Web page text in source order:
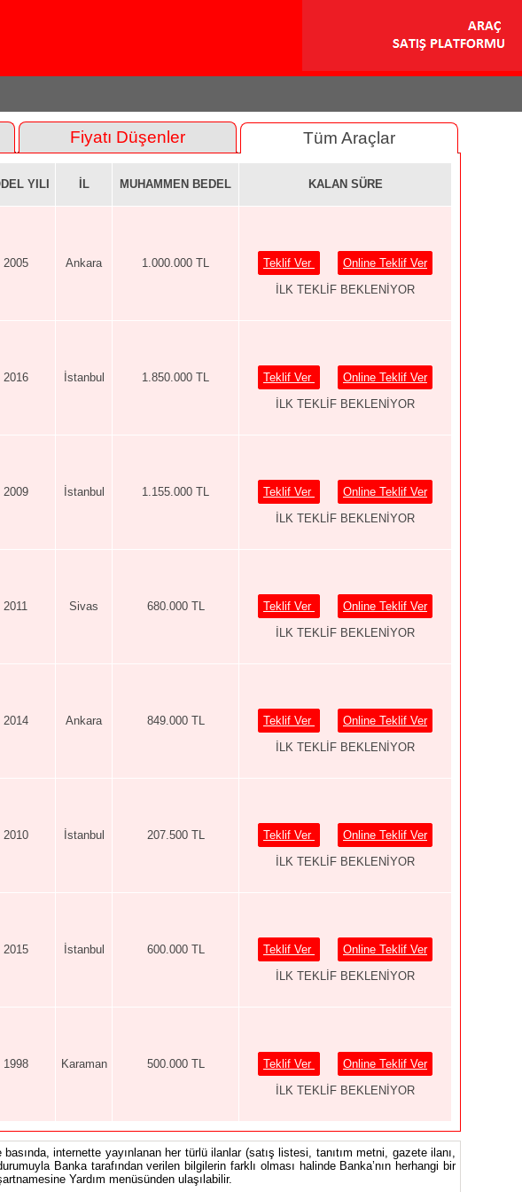
Fiyatı Düşenler Tüm Araçlar
YILI İL MUHAMMEN BEDEL KALAN SÜRE
2005 Ankara 1.000.000 TL Teklif Ver
Online Teklif Ver
İLK TEKLİF BEKLENİYOR
2016 İstanbul 1.850.000 TL Teklif Ver
Online Teklif Ver
İLK TEKLİF BEKLENİYOR
2009 İstanbul 1.155.000 TL Teklif Ver
Online Teklif Ver
İLK TEKLİF BEKLENİYOR
2011 Sivas 680.000 TL Teklif Ver
Online Teklif Ver
İLK TEKLİF BEKLENİYOR
2014 Ankara 849.000 TL Teklif Ver
Online Teklif Ver
İLK TEKLİF BEKLENİYOR
2010 İstanbul 207.500 TL Teklif Ver
Online Teklif Ver
İLK TEKLİF BEKLENİYOR
2015 İstanbul 600.000 TL Teklif Ver
Online Teklif Ver
İLK TEKLİF BEKLENİYOR
1998 Karaman 500.000 TL Teklif Ver
Online Teklif Ver
İLK TEKLİF BEKLENİYOR
internette yayınlanan her türlü ilanlar (satış listesi, tanıtım metni, gazete ilanı,
Banka tarafından verilen bilgilerin farklı olması halinde Banka’nın herhangi bir
Yardım menüsünden ulaşılabilir.